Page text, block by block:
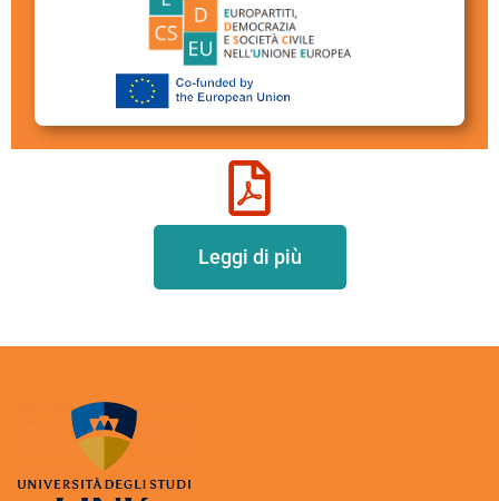
Leggi di più